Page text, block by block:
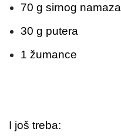
70 g sirnog namaza
30 g putera
1 žumance
I još treba: